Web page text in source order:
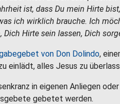
ist, dass Du mein Hirte
ich wirklich brauche. Ich
Dich Hirte sein lassen, Dich
von Don Dolindo,
einlädt, alles Jesus zu
in eigenen Anliegen
gebetet werden.